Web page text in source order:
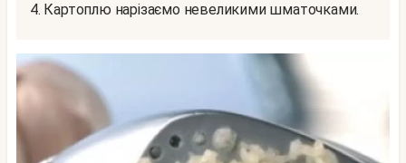
4. Картоплю нарізаємо невеликими шматочками.